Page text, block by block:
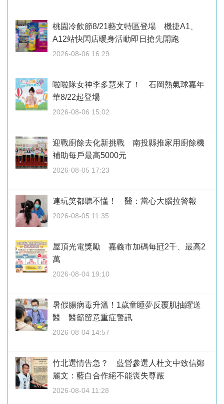
桃園冷飲節8/21藝文特區登場 機捷A1、
A12站快閃店暖身活動即日搶先開跑
2026-08-06 16:29
啦啦隊女神李多慧來了！ 石岡熱氣球嘉年
華8/22起登場
2026-08-06 15:02
迎戰廚餘去化新挑戰 南投縣推家用廚餘機
補助每戶最高5000元
2026-08-05 17:23
連玩笑都聽不懂！ 醫：當心大腦拉警報
2026-08-05 11:35
屋頂光電獎勵 嘉義市加碼每瓩2千、最高2
萬
2026-08-04 19:10
暑假腸病毒升溫！1歲童睡夢反覆肌抽躍送
醫 醫籲留意重症警訊
2026-08-04 14:57
竹北選情告急？ 藍營參選人杜文中致信鄭
麗文：藍白合作絕不能喪失尊嚴
2026-08-04 11:28